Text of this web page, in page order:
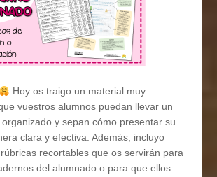
Hoy os traigo un material muy
vuestros alumnos puedan llevar un
y sepan cómo presentar su
clara y efectiva. Además, incluyo
recortables que os servirán para
del alumnado o para que ellos